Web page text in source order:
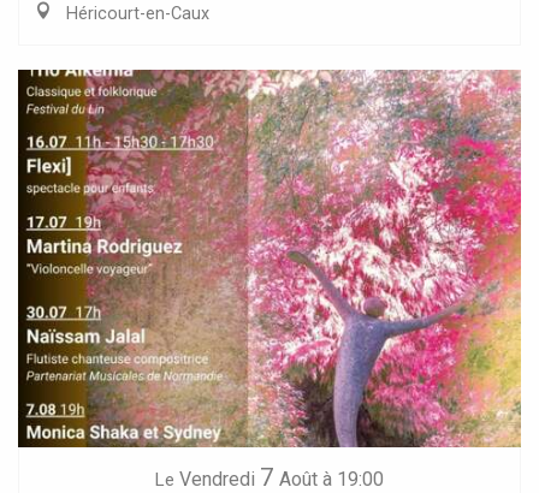
Héricourt-en-Caux
Le Vendredi 7 Août à 19:00